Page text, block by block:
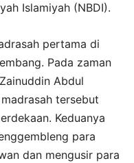
Islamiyah (NBDI).
pertama di
Pada zaman
Abdul
tersebut
Keduanya
para
dan mengusir para